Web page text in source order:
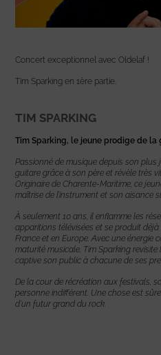
Concert exceptionnel avec Oldelaf !
Tim Sparking en 1ère partie.
TIM SPARKING
Tim Sparking, le jeune prodige de la
Passionné de musique depuis son plus
guitare grâce à son père et révèle très
Originaire de Charente-Maritime, ce
maîtrise de l’instrument et son aisance
À seulement 10 ans, il enflamme les
apparitions télévisées et se produit
France et en Europe. Avec une énergie
maturité musicale, Tim Sparking
captive son public à chacune de ses
De la cour de récréation aux festivals,
personne indifférent. Une chose est
d’un futur grand du rock.